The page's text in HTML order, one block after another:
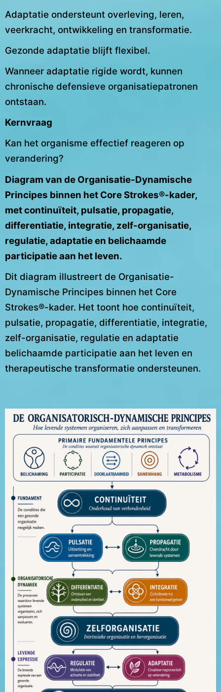
Adaptatie ondersteunt overleving, leren,
veerkracht, ontwikkeling en transformatie.
Gezonde adaptatie blijft flexibel.
Wanneer adaptatie rigide wordt, kunnen
chronische defensieve organisatiepatronen
ontstaan.
Kernvraag
Kan het organisme effectief reageren op
verandering?
Diagram van de Organisatie-Dynamische
Principes binnen het Core Strokes®-kader,
met continuïteit, pulsatie, propagatie,
differentiatie, integratie, zelf-organisatie,
regulatie, adaptatie en belichaamde
participatie aan het leven.
Dit diagram illustreert de Organisatie-
Dynamische Principes binnen het Core
Strokes®-kader. Het toont hoe continuïteit,
pulsatie, propagatie, differentiatie, integratie,
zelf-organisatie, regulatie en adaptatie
belichaamde participatie aan het leven en
therapeutische transformatie ondersteunen.